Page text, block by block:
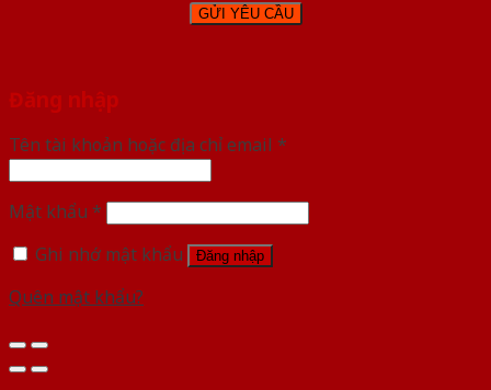
Đăng nhập
Tên tài khoản hoặc địa chỉ email *
Mật khẩu *
Ghi nhớ mật khẩu
Đăng nhập
Quên mật khẩu?